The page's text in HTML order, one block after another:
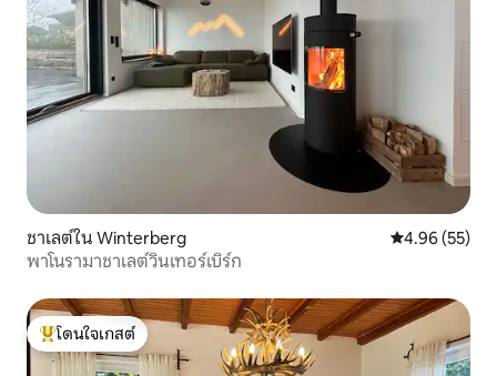
ชาเลต์ใน Winterberg คะแนนเฉลี่ย
4.96 (55)
พาโนรามาชาเลต์วินเทอร์เบิร์ก
โดนใจเกสต์ที่สุด
โดนใจเกสต์